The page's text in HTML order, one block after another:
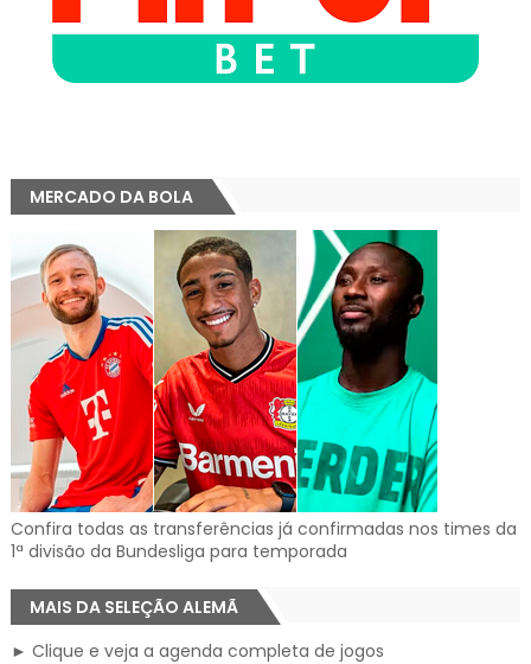
MERCADO DA BOLA
Confira todas as transferências já confirmadas nos times da
1ª divisão da Bundesliga para temporada
MAIS DA SELEÇÃO ALEMÃ
► Clique e veja a agenda completa de jogos